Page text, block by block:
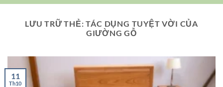
LƯU TRỮ THẺ:TÁC DỤNG TUYỆT VỜI CỦA
GIƯỜNG GỖ
11
Th10